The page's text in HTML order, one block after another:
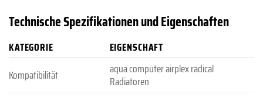
Technische Spezifikationen und Eigenschaften
KATEGORIE
EIGENSCHAFT
Kompatibilität
aqua computer airplex radical
Radiatoren